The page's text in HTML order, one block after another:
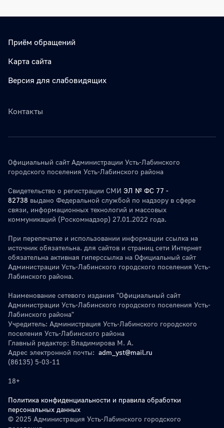
Приём обращений
Карта сайта
Версия для слабовидящих
Контакты
Официальный сайт Администрации Усть-Лабинского
городского поселения Усть-Лабинского района
Свидетельство о регистрации СМИ ЭЛ № ФС 77 -
82738 выдано Федеральной службой по надзору в сфере
связи, информационных технологий и массовых
коммуникаций (Роскомнадзор) 27.01.2022 года.
При перепечатке и использовании информации ссылка на
источник обязательна. для сайтов и страниц сети Интернет
обязательна активная гиперссылка на Официальный сайт
Администрации Усть-Лабинского городского поселения Усть-
Лабинского района.
Наименование сетевого издания "Официальный сайт
Администрации Усть-Лабинского городского поселения Усть-
Лабинского района"
Учредитель: Администрация Усть-Лабинского городского
поселения Усть-Лабинского района
Главный редактор: Владимирова М. А.
Адрес электронной почты: adm_yst@mail.ru
(86135) 5-03-11
18+
Политика конфиденциальности и правила обработки
персональных данных
© 2025 Администрация Усть-Лабинского городского